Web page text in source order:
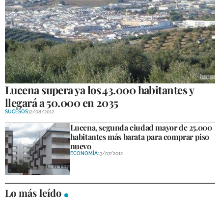
Lucena supera ya los 43.000 habitantes y
llegará a 50.000 en 2035
SUCESOS12/08/2012
Lucena, segunda ciudad mayor de 25.000
habitantes más barata para comprar piso
nuevo
ECONOMÍA13/07/2012
Lo más leído